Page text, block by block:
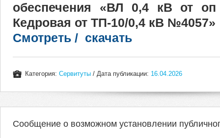
обеспечения «ВЛ 0,4 кВ от
Кедровая от ТП-10/0,4 кВ №4057»
Смотреть / скачать
Категория: Сервитуты / Дата публикации: 16.04.2026
Сообщение о возможном установлении